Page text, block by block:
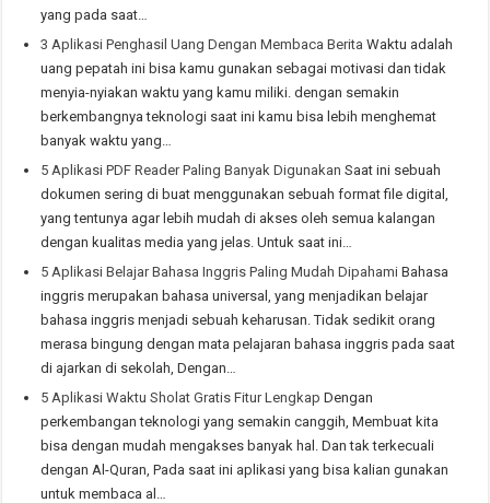
yang pada saat…
3 Aplikasi Penghasil Uang Dengan Membaca Berita Waktu adalah
uang pepatah ini bisa kamu gunakan sebagai motivasi dan tidak
menyia-nyiakan waktu yang kamu miliki. dengan semakin
berkembangnya teknologi saat ini kamu bisa lebih menghemat
banyak waktu yang…
5 Aplikasi PDF Reader Paling Banyak Digunakan Saat ini sebuah
dokumen sering di buat menggunakan sebuah format file digital,
yang tentunya agar lebih mudah di akses oleh semua kalangan
dengan kualitas media yang jelas. Untuk saat ini…
5 Aplikasi Belajar Bahasa Inggris Paling Mudah Dipahami Bahasa
inggris merupakan bahasa universal, yang menjadikan belajar
bahasa inggris menjadi sebuah keharusan. Tidak sedikit orang
merasa bingung dengan mata pelajaran bahasa inggris pada saat
di ajarkan di sekolah, Dengan…
5 Aplikasi Waktu Sholat Gratis Fitur Lengkap Dengan
perkembangan teknologi yang semakin canggih, Membuat kita
bisa dengan mudah mengakses banyak hal. Dan tak terkecuali
dengan Al-Quran, Pada saat ini aplikasi yang bisa kalian gunakan
untuk membaca al…